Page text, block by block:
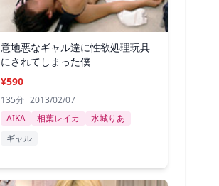
意地悪なギャル達に性欲処理玩具
にされてしまった僕
¥590
135分 2013/02/07
AIKA
相葉レイカ
水城りあ
ギャル